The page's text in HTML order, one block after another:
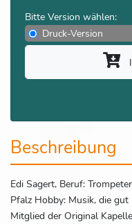
Bitte Version wählen:
Druck-Version
Beschreibung
Edi Sagert, Beruf:
Pfalz Hobby: Musik, die
Mitglied der Original